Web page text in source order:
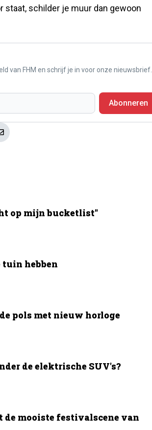
staat, schilder je muur dan gewoon
van FHM en schrijf je in voor onze nieuwsbrief.
Abonneren
op mijn bucketlist"
tuin hebben
pols met nieuw horloge
de elektrische SUV's?
de mooiste festivalscene van